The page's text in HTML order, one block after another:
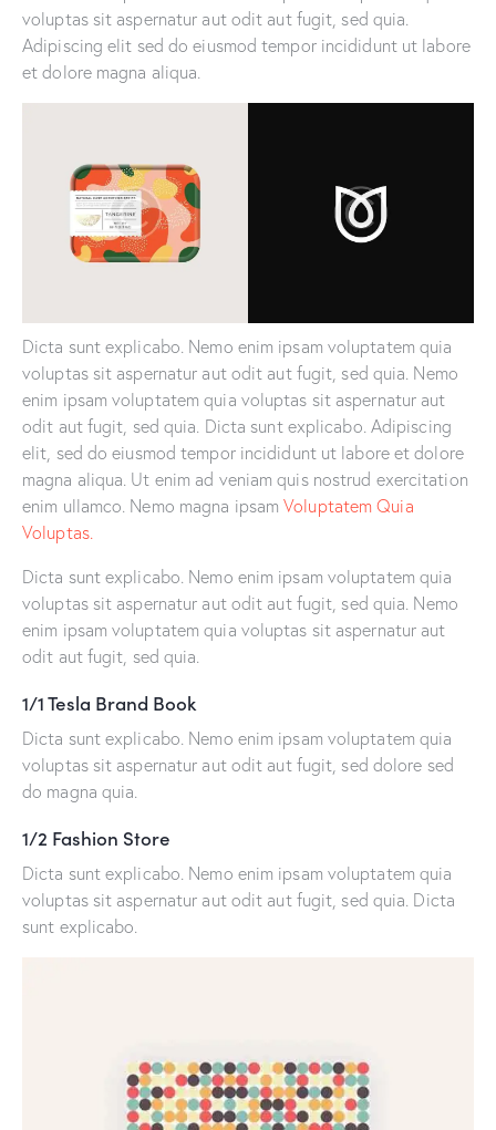
voluptas sit aspernatur aut odit aut fugit, sed quia.
Adipiscing elit sed do eiusmod tempor incididunt ut labore
et dolore magna aliqua.
Dicta sunt explicabo. Nemo enim ipsam voluptatem quia
voluptas sit aspernatur aut odit aut fugit, sed quia. Nemo
enim ipsam voluptatem quia voluptas sit aspernatur aut
odit aut fugit, sed quia. Dicta sunt explicabo. Adipiscing
elit, sed do eiusmod tempor incididunt ut labore et dolore
magna aliqua. Ut enim ad veniam quis nostrud exercitation
enim ullamco. Nemo magna ipsamVoluptatem Quia
Voluptas.
Dicta sunt explicabo. Nemo enim ipsam voluptatem quia
voluptas sit aspernatur aut odit aut fugit, sed quia. Nemo
enim ipsam voluptatem quia voluptas sit aspernatur aut
odit aut fugit, sed quia.
1/1 Tesla Brand Book
Dicta sunt explicabo. Nemo enim ipsam voluptatem quia
voluptas sit aspernatur aut odit aut fugit, sed dolore sed
do magna quia.
1/2 Fashion Store
Dicta sunt explicabo. Nemo enim ipsam voluptatem quia
voluptas sit aspernatur aut odit aut fugit, sed quia. Dicta
sunt explicabo.